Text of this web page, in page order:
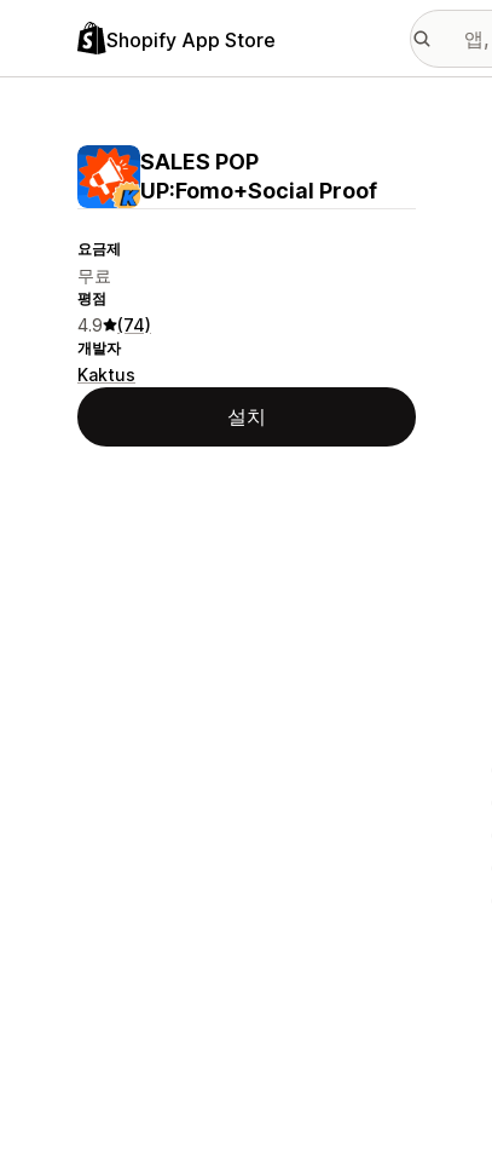
Shopify App Store
SALES POP
UP:Fomo+Social Proof
요금제
무료
평점
4.9 (74)
개발자
Kaktus
설치